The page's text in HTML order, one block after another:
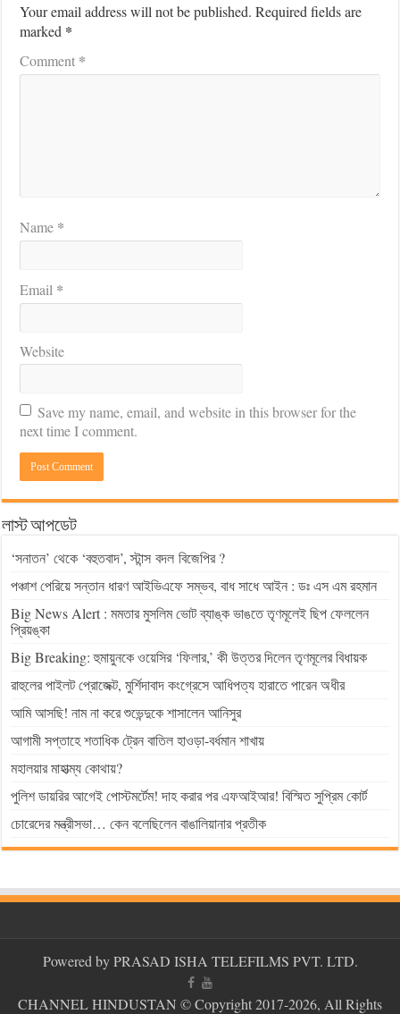
Your email address will not be published. Required fields are
marked *
Comment *
Name *
Email *
Website
Save my name, email, and website in this browser for the
next time I comment.
লাস্ট আপডেট
‘সনাতন’ থেকে ‘বহুতবাদ’, স্টান্স বদল বিজেপির ?
পঞ্চাশ পেরিয়ে সন্তান ধারণ আইভিএফে সম্ভব, বাধ সাধে আইন : ডঃ এস এম রহমান
Big News Alert : মমতার মুসলিম ভোট ব্যাঙ্ক ভাঙতে তৃণমূলেই ছিপ ফেললেন
প্রিয়ঙ্কা
Big Breaking: হুমায়ুনকে ওয়েসির ‘ফিলার,’ কী উত্তর দিলেন তৃণমূলের বিধায়ক
রাহুলের পাইলট প্রোজেক্ট, মুর্শিদাবাদ কংগ্রেসে আধিপত্য হারাতে পারেন অধীর
আমি আসছি! নাম না করে শুভেন্দুকে শাসালেন আনিসুর
আগামী সপ্তাহে শতাধিক ট্রেন বাতিল হাওড়া-বর্ধমান শাখায়
মহালয়ার মাহাত্ম্য কোথায়?
পুলিশ ডায়রির আগেই পোস্টমর্টেম! দাহ করার পর এফআইআর! বিস্মিত সুপ্রিম কোর্ট
চোরেদের মন্ত্রীসভা… কেন বলেছিলেন বাঙালিয়ানার প্রতীক
Powered by PRASAD ISHA TELEFILMS PVT. LTD.
CHANNEL HINDUSTAN © Copyright 2017-2026, All Rights